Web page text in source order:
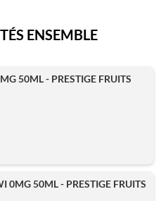
ENSEMBLE
50ML - PRESTIGE FRUITS
0MG 50ML - PRESTIGE FRUITS